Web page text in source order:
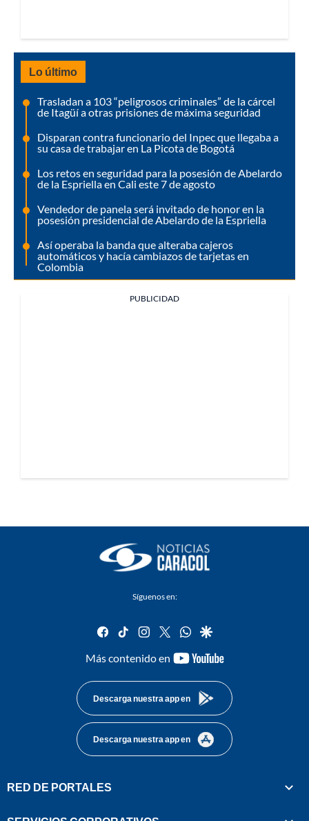
Lo último
Trasladan a 103 “peligrosos criminales” de la cárcel
de Itagüí a otras prisiones de máxima seguridad
Disparan contra funcionario del Inpec que llegaba a
su casa de trabajar en La Picota de Bogotá
Los retos en seguridad para la posesión de Abelardo
de la Espriella en Cali este 7 de agosto
Vendedor de panela será invitado de honor en la
posesión presidencial de Abelardo de la Espriella
Así operaba la banda que alteraba cajeros
automáticos y hacía cambiazos de tarjetas en
Colombia
PUBLICIDAD
Síguenos en:
facebook
tiktok instagram
twitterwhatsapp
google
Más contenido en
youtube-
Descarga nuestra app en
Descarga nuestra app en
RED DE PORTALES